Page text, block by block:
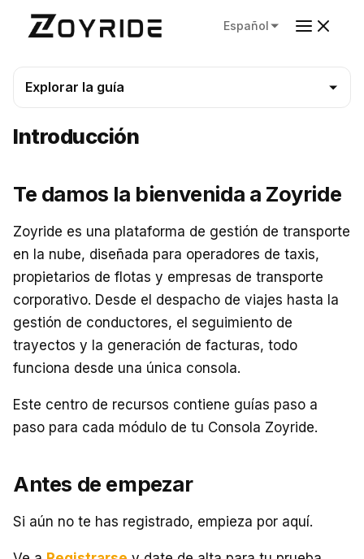
Español
Explorar la guía
Introducción
Te damos la bienvenida a Zoyride
Zoyride es una plataforma de gestión de transporte
en la nube, diseñada para operadores de taxis,
propietarios de flotas y empresas de transporte
corporativo. Desde el despacho de viajes hasta la
gestión de conductores, el seguimiento de
trayectos y la generación de facturas, todo
funciona desde una única consola.
Este centro de recursos contiene guías paso a
paso para cada módulo de tu Consola Zoyride.
Antes de empezar
Si aún no te has registrado, empieza por aquí.